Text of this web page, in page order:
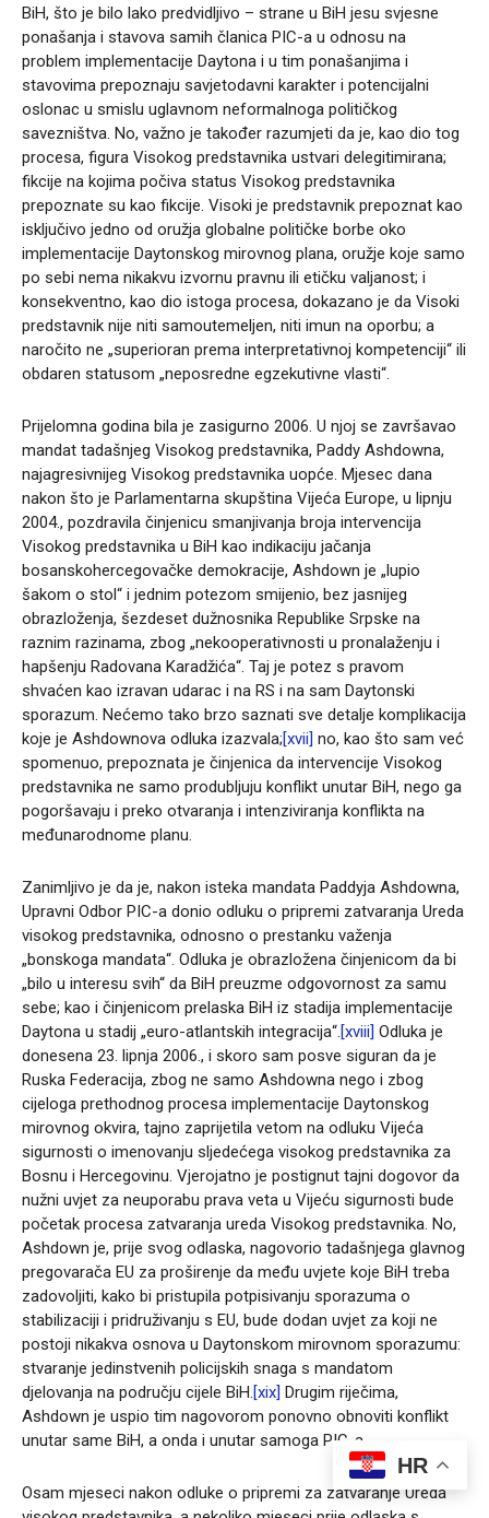
BiH, što je bilo lako predvidljivo – strane u BiH jesu svjesne
ponašanja i stavova samih članica PIC-a u odnosu na
problem implementacije Daytona i u tim ponašanjima i
stavovima prepoznaju savjetodavni karakter i potencijalni
oslonac u smislu uglavnom neformalnoga političkog
savezništva. No, važno je također razumjeti da je, kao dio tog
procesa, figura Visokog predstavnika ustvari delegitimirana;
fikcije na kojima počiva status Visokog predstavnika
prepoznate su kao fikcije. Visoki je predstavnik prepoznat kao
isključivo jedno od oružja globalne političke borbe oko
implementacije Daytonskog mirovnog plana, oružje koje samo
po sebi nema nikakvu izvornu pravnu ili etičku valjanost; i
konsekventno, kao dio istoga procesa, dokazano je da Visoki
predstavnik nije niti samoutemeljen, niti imun na oporbu; a
naročito ne „superioran prema interpretativnoj kompetenciji“ ili
obdaren statusom „neposredne egzekutivne vlasti“.
Prijelomna godina bila je zasigurno 2006. U njoj se završavao
mandat tadašnjeg Visokog predstavnika, Paddy Ashdowna,
najagresivnijeg Visokog predstavnika uopće. Mjesec dana
nakon što je Parlamentarna skupština Vijeća Europe, u lipnju
2004., pozdravila činjenicu smanjivanja broja intervencija
Visokog predstavnika u BiH kao indikaciju jačanja
bosanskohercegovačke demokracije, Ashdown je „lupio
šakom o stol“ i jednim potezom smijenio, bez jasnijeg
obrazloženja, šezdeset dužnosnika Republike Srpske na
raznim razinama, zbog „nekooperativnosti u pronalaženju i
hapšenju Radovana Karadžića“. Taj je potez s pravom
shvaćen kao izravan udarac i na RS i na sam Daytonski
sporazum. Nećemo tako brzo saznati sve detalje komplikacija
koje je Ashdownova odluka izazvala;[xvii] no, kao što sam već
spomenuo, prepoznata je činjenica da intervencije Visokog
predstavnika ne samo produbljuju konflikt unutar BiH, nego ga
pogoršavaju i preko otvaranja i intenziviranja konflikta na
međunarodnome planu.
Zanimljivo je da je, nakon isteka mandata Paddyja Ashdowna,
Upravni Odbor PIC-a donio odluku o pripremi zatvaranja Ureda
visokog predstavnika, odnosno o prestanku važenja
„bonskoga mandata“. Odluka je obrazložena činjenicom da bi
„bilo u interesu svih“ da BiH preuzme odgovornost za samu
sebe; kao i činjenicom prelaska BiH iz stadija implementacije
Daytona u stadij „euro-atlantskih integracija“. [xviii] Odluka je
donesena 23. lipnja 2006., i skoro sam posve siguran da je
Ruska Federacija, zbog ne samo Ashdowna nego i zbog
cijeloga prethodnog procesa implementacije Daytonskog
mirovnog okvira, tajno zaprijetila vetom na odluku Vijeća
sigurnosti o imenovanju sljedećega visokog predstavnika za
Bosnu i Hercegovinu. Vjerojatno je postignut tajni dogovor da
nužni uvjet za neuporabu prava veta u Vijeću sigurnosti bude
početak procesa zatvaranja ureda Visokog predstavnika. No,
Ashdown je, prije svog odlaska, nagovorio tadašnjega glavnog
pregovarača EU za proširenje da među uvjete koje BiH treba
zadovoljiti, kako bi pristupila potpisivanju sporazuma o
stabilizaciji i pridruživanju s EU, bude dodan uvjet za koji ne
postoji nikakva osnova u Daytonskom mirovnom sporazumu:
stvaranje jedinstvenih policijskih snaga s mandatom
djelovanja na području cijele BiH. [xix] Drugim riječima,
Ashdown je uspio tim nagovorom ponovno obnoviti konflikt
unutar same BiH, a onda i unutar samoga PIC-a.
Osam mjeseci nakon odluke o pripremi za zatvaranje Ureda
HR